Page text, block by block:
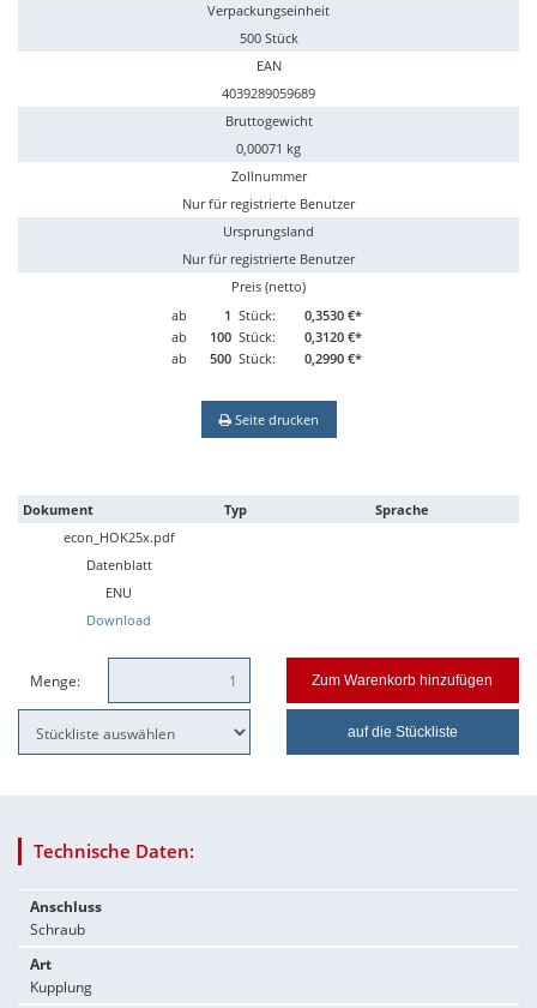
Verpackungseinheit
500 Stück
EAN
4039289059689
Bruttogewicht
0,00071 kg
Zollnummer
Nur für registrierte Benutzer
Ursprungsland
Nur für registrierte Benutzer
Preis (netto)
ab
1 Stück:
0,3530 €*
ab
100 Stück:
0,3120 €*
ab
500 Stück: 0,2990 €*
Seite drucken
Dokument Typ
Sprache
econ_HOK25x.pdf
Datenblatt
ENU
Download
Menge: Zum Warenkorb hinzufügen
auf die Stückliste
Technische Daten:
Anschluss
Schraub
Art
Kupplung